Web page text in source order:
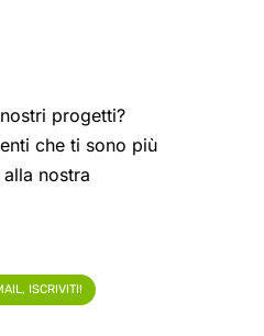
progetti?
che ti sono più
nostra
ISCRIVITI!